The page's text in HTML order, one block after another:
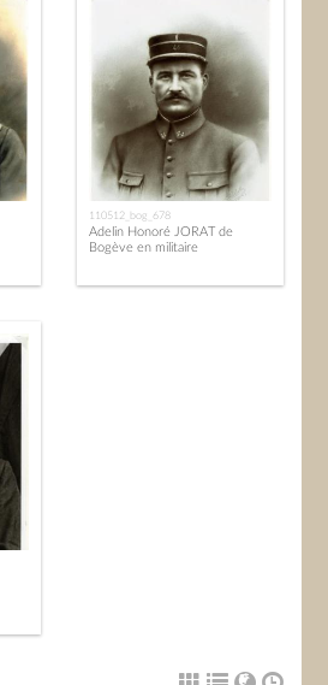
110512_bog_678
Adelin Honoré JORAT de
Bogève en militaire